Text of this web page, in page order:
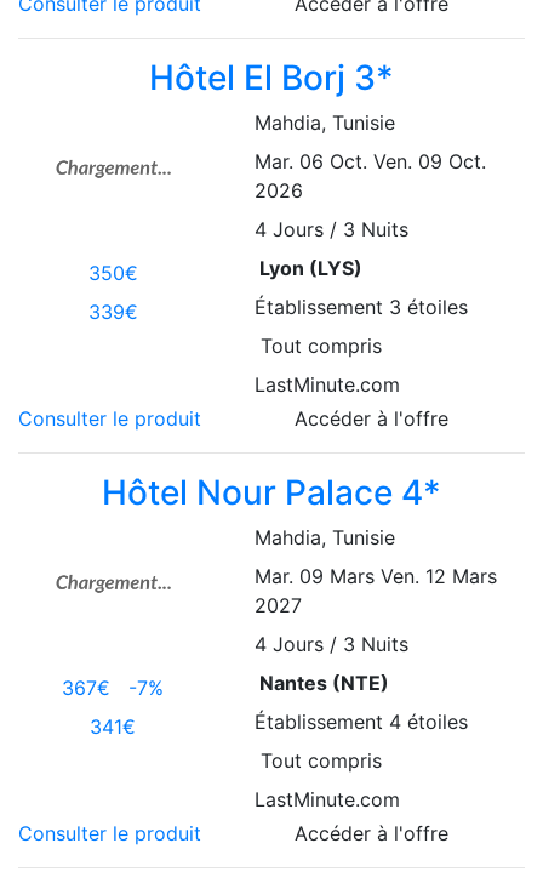
Hôtel El Borj 3*
350€
339€
Mahdia, Tunisie
Mar. 06 Oct. Ven. 09 Oct.
2026
4Jours / 3 Nuits
Lyon (LYS)
Établissement 3 étoiles
Tout compris
LastMinute.com
Consulter le produit
Accéder à l'offre
Hôtel Nour Palace 4*
367€ -7%
341€
Mahdia, Tunisie
Mar. 09 Mars Ven. 12 Mars
2027
4Jours / 3 Nuits
Nantes (NTE)
Établissement 4 étoiles
Tout compris
LastMinute.com
Consulter le produit
Accéder à l'offre